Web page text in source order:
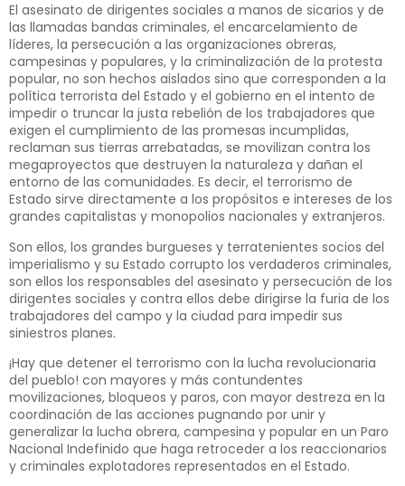
El asesinato de dirigentes sociales a manos de sicarios y de
las llamadas bandas criminales, el encarcelamiento de
líderes, la persecución a las organizaciones obreras,
campesinas y populares, y la criminalización de la protesta
popular, no son hechos aislados sino que corresponden a la
política terrorista del Estado y el gobierno en el intento de
impedir o truncar la justa rebelión de los trabajadores que
exigen el cumplimiento de las promesas incumplidas,
reclaman sus tierras arrebatadas, se movilizan contra los
megaproyectos que destruyen la naturaleza y dañan el
entorno de las comunidades. Es decir, el terrorismo de
Estado sirve directamente a los propósitos e intereses de los
grandes capitalistas y monopolios nacionales y extranjeros.
Son ellos, los grandes burgueses y terratenientes socios del
imperialismo y su Estado corrupto los verdaderos criminales,
son ellos los responsables del asesinato y persecución de los
dirigentes sociales y contra ellos debe dirigirse la furia de los
trabajadores del campo y la ciudad para impedir sus
siniestros planes.
¡Hay que detener el terrorismo con la lucha revolucionaria
del pueblo! con mayores y más contundentes
movilizaciones, bloqueos y paros, con mayor destreza en la
coordinación de las acciones pugnando por unir y
generalizar la lucha obrera, campesina y popular en un Paro
Nacional Indefinido que haga retroceder a los reaccionarios
y criminales explotadores representados en el Estado.